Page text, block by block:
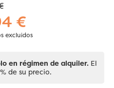
€
excluidos
en régimen de alquiler. El
de su precio.